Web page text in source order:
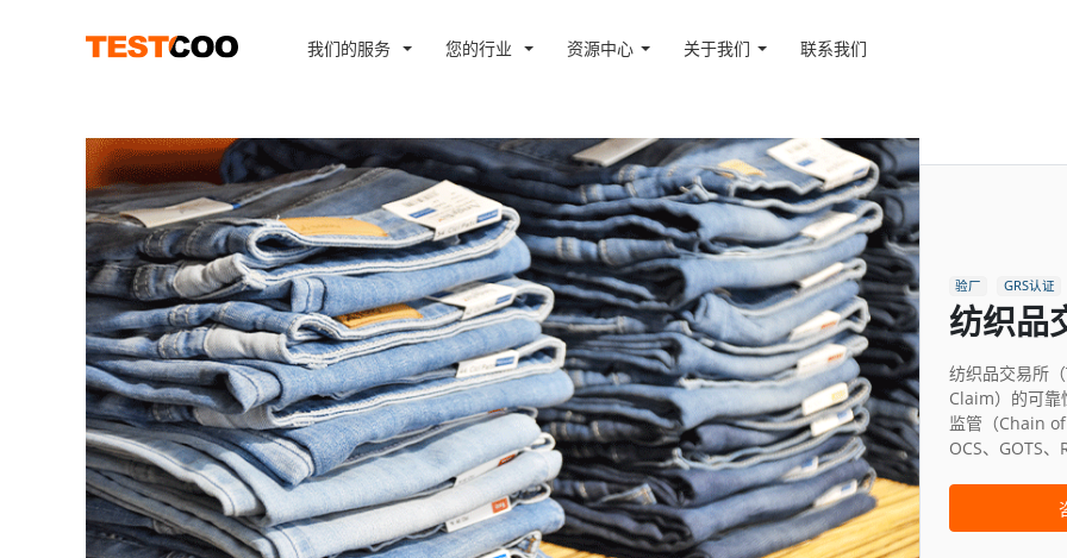
我们的服务 您的行业 资源中心 关于我们 联系我们
验厂 GRS认证
纺织品
纺织品交易所
Claim）的可靠
监管（Chain
OCS、GOTS